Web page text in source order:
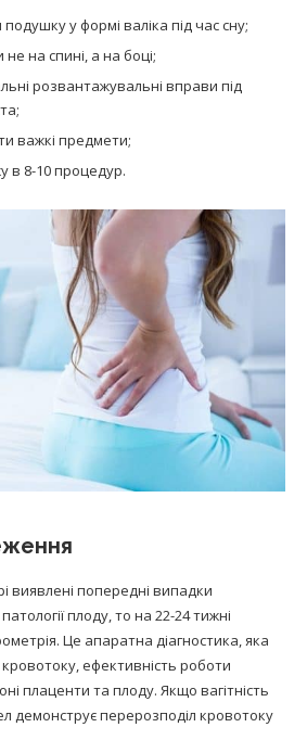
у формі валіка під час сну;
на спині, а на боці;
розвантажувальні вправи під
важкі предмети;
в 8-10 процедур.
виявлені попередні випадки
плоду, то на 22-24 тижні
Це апаратна діагностика, яка
ефективність роботи
плаценти та плоду. Якщо вагітність
демонструє перерозподіл кровотоку